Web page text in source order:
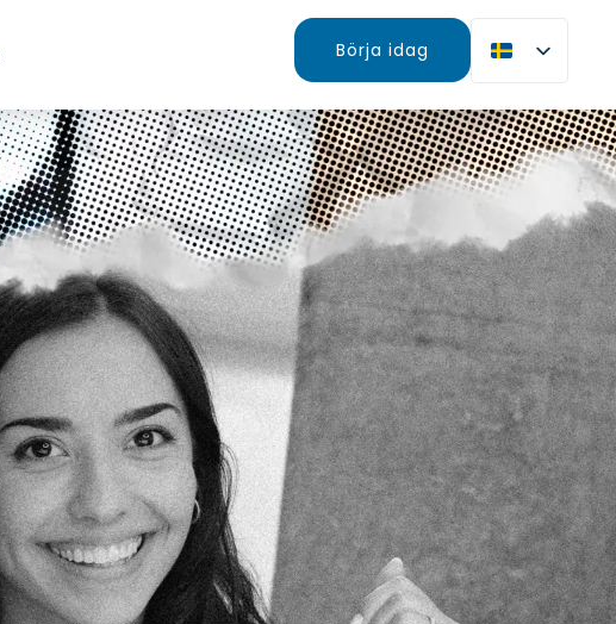
Börja idag